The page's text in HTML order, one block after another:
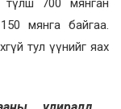
түлш 700 мянган
мянга байгаа.
тул үүнийг яах